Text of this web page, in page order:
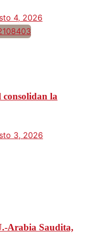
4, 2026
la
3, 2026
Arabia Saudita,